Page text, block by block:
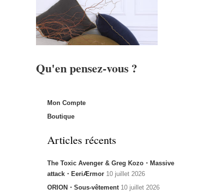
Qu'en pensez-vous ?
Mon Compte
Boutique
Articles récents
The Toxic Avenger & Greg Kozo・Massive
attack・EeriÆrmor 10 juillet 2026
ORION・Sous-vêtement 10 juillet 2026